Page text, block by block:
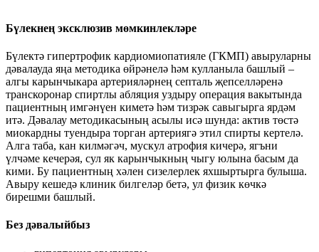
Бүлекнең эксклюзив мөмкинлекләре
Бүлектә гипертрофик кардиомиопатияле (ГКМП) авыруларны
дәвалауда яңа методика өйрәнелә һәм кулланыла башлый –
алгы карынчыкара артерияләрнең септаль җепселләренә
транскоронар спиртлы абляция уздыру операция вакытында
пациентның имгәнүен киметә һәм тизрәк савыгырга ярдәм
итә. Дәвалау методикасының асылы исә шунда: актив төстә
миокардны туендыра торган артериягә этил спирты кертелә.
Алга таба, кан килмәгәч, мускул атрофия кичерә, ягъни
үлчәме кечерәя, сул як карынчыкның чыгу юлына басым да
кими. Бу пациентның хәлен сизелерлек яхшыртырга булыша.
Авыру кешедә клиник билгеләр бетә, ул физик көчкә
бирешми башлый.
Без дәвалыйбыз